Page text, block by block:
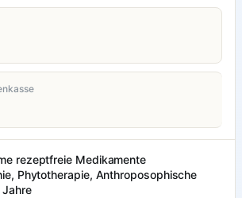
rezeptfreie Medikamente
Phytotherapie, Anthroposophische